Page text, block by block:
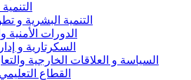
التنمية البشرية و
الدورات
السكرتارية و
السياسة و العلاقات الخارجية
القطاع